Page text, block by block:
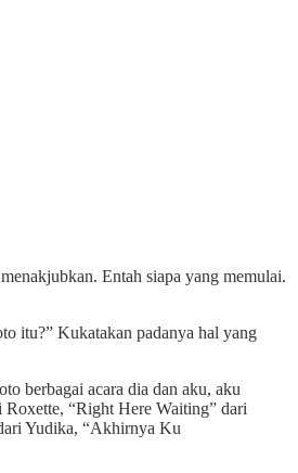
Entah siapa yang memulai.
itu?” Kukatakan padanya hal yang
berbagai acara dia dan aku, aku
“Right Here Waiting” dari
Yudika, “Akhirnya Ku